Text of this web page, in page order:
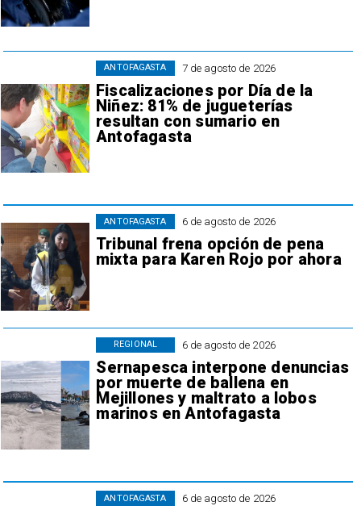
7 de agosto de 2026
Fiscalizaciones por Día de la
Niñez: 81% de jugueterías
resultan con sumario en
Antofagasta
ANTOFAGASTA
6 de agosto de 2026
Tribunal frena opción de pena
mixta para Karen Rojo por ahora
ANTOFAGASTA
6 de agosto de 2026
Sernapesca interpone denuncias
por muerte de ballena en
Mejillones y maltrato a lobos
marinos en Antofagasta
REGIONAL
6 de agosto de 2026
ANTOFAGASTA